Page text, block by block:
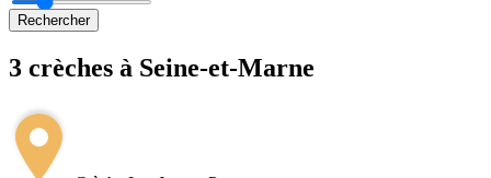
Rechercher
3 crèches à Seine-et-Marne
+
−